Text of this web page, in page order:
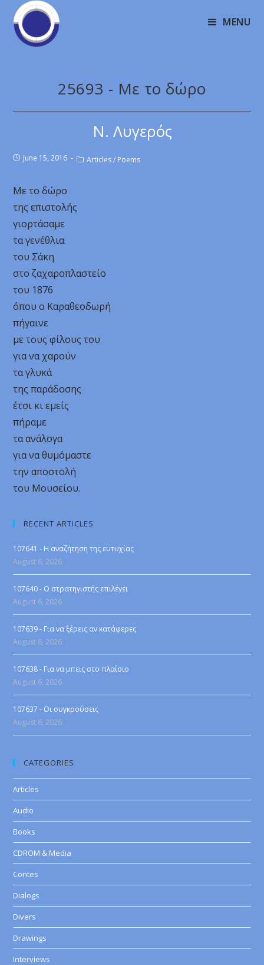
MENU
25693 - Με το δώρο
Ν. Λυγερός
June 15, 2016 Articles / Poems
Με το δώρο
της επιστολής
γιορτάσαμε
τα γενέθλια
του Σάκη
στο ζαχαροπλαστείο
του 1876
όπου ο Καραθεοδωρή
πήγαινε
με τους φίλους του
για να χαρούν
τα γλυκά
της παράδοσης
έτσι κι εμείς
πήραμε
τα ανάλογα
για να θυμόμαστε
την αποστολή
του Μουσείου.
RECENT ARTICLES
107641 - Η αναζήτηση της ευτυχίας
August 6, 2026
107640 - Ο στρατηγιστής επιλέγει
August 6, 2026
107639 - Για να ξέρεις αν κατάφερες
August 6, 2026
107638 - Για να μπεις στο πλαίσιο
August 6, 2026
107637 - Οι συγκρούσεις
August 6, 2026
CATEGORIES
Articles
Audio
Books
CDROM & Media
Contes
Dialogs
Divers
Drawings
Interviews